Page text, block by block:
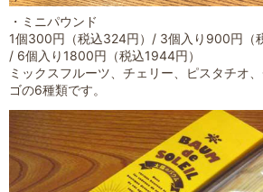
・ミニパウンド
1個300円（税込324円）/ 3個入り900円（
/ 6個入り1800円（税込1944円）
ミックスフルーツ、チェリー、ピスタチオ
ゴの6種類です。